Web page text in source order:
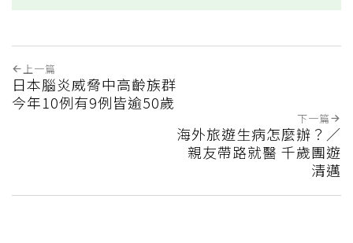
上一篇
日本腦炎威脅中高齡族群
今年10例有9例皆逾50歲
下一篇
海外旅遊生病怎麼辦？／
親友帶路就醫 千歲團遊
清邁